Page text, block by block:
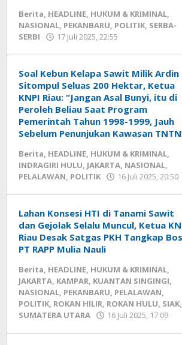
Berita, HEADLINE, HUKUM & KRIMINAL,
NASIONAL, PEKANBARU, POLITIK, SERBA-
SERBI
17 Juli 2025, 22:55
Soal Kebun Kelapa Sawit Milik Ardin
Sitompul Seluas 200 Hektar, Ketua
KNPI Riau: “Jangan Asal Bunyi, itu di
Peroleh Beliau Saat Program
Pemerintah Tahun 1998-1999, Jauh
Sebelum Penunjukan Kawasan
Berita, HEADLINE, HUKUM & KRIMINAL,
INDRAGIRI HULU, JAKARTA, NASIONAL,
PELALAWAN, POLITIK 16 Juli 2025, 20:50
Lahan Konsesi HTI di Tanami Sawit
dan Gejolak Selalu Muncul, Ketua
Riau Desak Satgas PKH Tangkap Bos
PT RAPP Mulia Nauli
Berita, HEADLINE, HUKUM & KRIMINAL,
JAKARTA, KAMPAR, KUANTAN SINGINGI,
NASIONAL, PEKANBARU, PELALAWAN,
POLITIK, ROKAN HILIR, ROKAN HULU, SIAK,
SUMATERA UTARA
16 Juli 2025, 17:09